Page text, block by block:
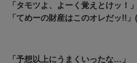
「タモツよ、よーく覚えとけッ！」
「てめーの財産はこのオレだッ!!」
「予想以上にうまくいったな…」